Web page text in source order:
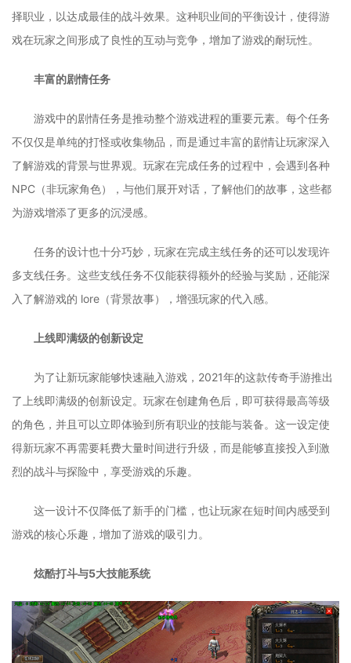
择职业，以达成最佳的战斗效果。这种职业间的平衡设计，使得游
戏在玩家之间形成了良性的互动与竞争，增加了游戏的耐玩性。
丰富的剧情任务
游戏中的剧情任务是推动整个游戏进程的重要元素。每个任务
不仅仅是单纯的打怪或收集物品，而是通过丰富的剧情让玩家深入
了解游戏的背景与世界观。玩家在完成任务的过程中，会遇到各种
NPC（非玩家角色），与他们展开对话，了解他们的故事，这些都
为游戏增添了更多的沉浸感。
任务的设计也十分巧妙，玩家在完成主线任务的还可以发现许
多支线任务。这些支线任务不仅能获得额外的经验与奖励，还能深
入了解游戏的 lore（背景故事），增强玩家的代入感。
上线即满级的创新设定
为了让新玩家能够快速融入游戏，2021年的这款传奇手游推出
了上线即满级的创新设定。玩家在创建角色后，即可获得最高等级
的角色，并且可以立即体验到所有职业的技能与装备。这一设定使
得新玩家不再需要耗费大量时间进行升级，而是能够直接投入到激
烈的战斗与探险中，享受游戏的乐趣。
这一设计不仅降低了新手的门槛，也让玩家在短时间内感受到
游戏的核心乐趣，增加了游戏的吸引力。
炫酷打斗与5大技能系统